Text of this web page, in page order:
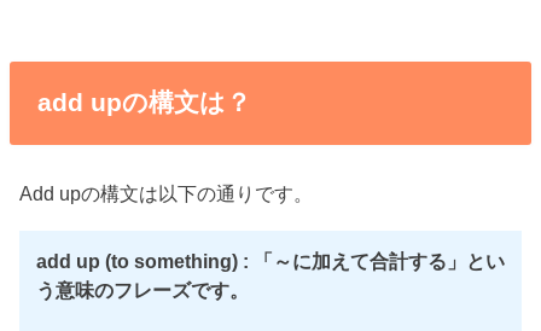
add upの構文は？
Add upの構文は以下の通りです。
add up (to something) : 「～に加えて合計する」とい
う意味のフレーズです。